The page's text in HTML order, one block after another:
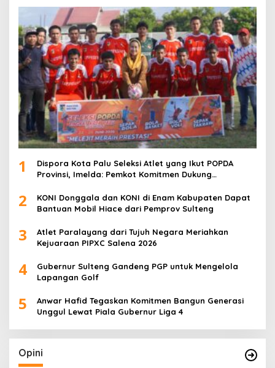
1
Dispora Kota Palu Seleksi Atlet yang Ikut POPDA
Provinsi, Imelda: Pemkot Komitmen Dukung
2
KONI Donggala dan KONI di Enam Kabupaten Dapat
Bantuan Mobil Hiace dari Pemprov Sulteng
3
Atlet Paralayang dari Tujuh Negara Meriahkan
Kejuaraan PIPXC Salena 2026
4
Gubernur Sulteng Gandeng PGP untuk Mengelola
Lapangan Golf
5
Anwar Hafid Tegaskan Komitmen Bangun Generasi
Unggul Lewat Piala Gubernur Liga 4
Opini